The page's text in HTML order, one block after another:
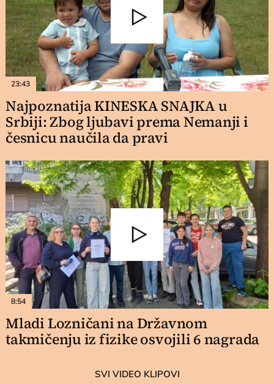
23:43
Najpoznatija KINESKA SNAJKA u
Srbiji: Zbog ljubavi prema Nemanji i
česnicu naučila da pravi
8:54
Mladi Lozničani na Državnom
takmičenju iz fizike osvojili 6 nagrada
SVI VIDEO KLIPOVI